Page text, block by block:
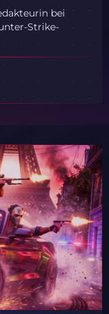
bei
Strike-